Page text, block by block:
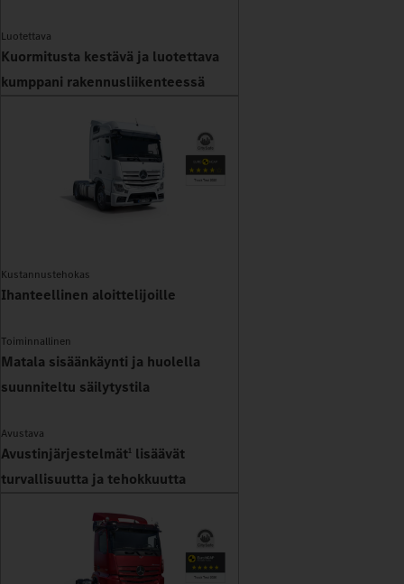
Luotettava
Kuormitusta kestävä ja luotettava
kumppani rakennusliikenteessä
Kustannustehokas
Ihanteellinen aloittelijoille
Toiminnallinen
Matala sisäänkäynti ja huolella
suunniteltu säilytystila
Avustava
Avustinjärjestelmät1 lisäävät
turvallisuutta ja tehokkuutta